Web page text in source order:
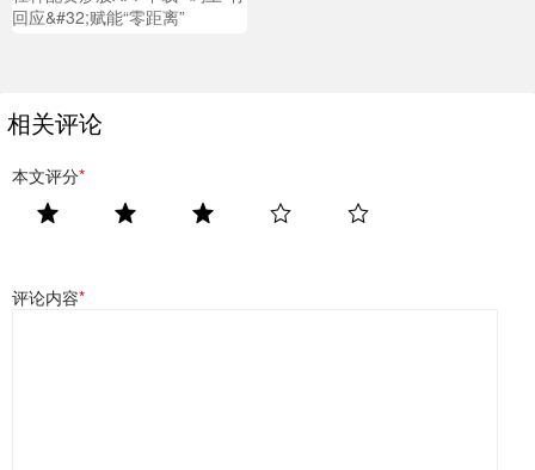
回应&#32;赋能“零距离”
相关评论
本文评分*
评论内容*